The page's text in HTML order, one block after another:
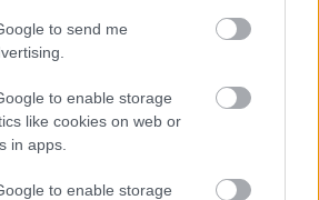
to send me
to enable storage
like cookies on web or
in apps.
to enable storage
5. blokk új mérföldköve a